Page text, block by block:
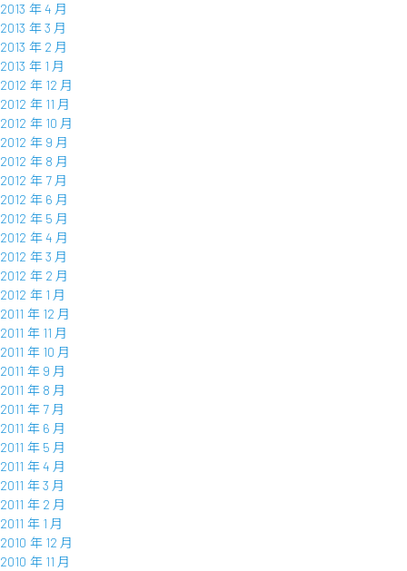
2013 年 4 月
2013 年 3 月
2013 年 2 月
2013 年 1 月
2012 年 12 月
2012 年 11 月
2012 年 10 月
2012 年 9 月
2012 年 8 月
2012 年 7 月
2012 年 6 月
2012 年 5 月
2012 年 4 月
2012 年 3 月
2012 年 2 月
2012 年 1 月
2011 年 12 月
2011 年 11 月
2011 年 10 月
2011 年 9 月
2011 年 8 月
2011 年 7 月
2011 年 6 月
2011 年 5 月
2011 年 4 月
2011 年 3 月
2011 年 2 月
2011 年 1 月
2010 年 12 月
2010 年 11 月